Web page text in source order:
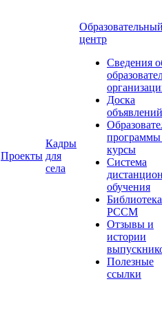
Проекты
Кадры
для
села
центр
Сведения
Доска
объявлений
курсы
Система
обучения
Библиотека
РССМ
Отзывы и
истории
Полезные
ссылки